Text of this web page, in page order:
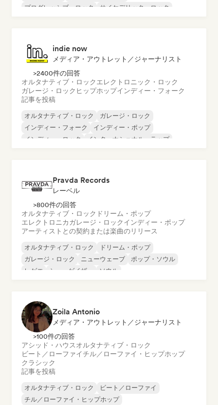
プログレッシブ・ロック
サイケデリック・ロック
indie now
メディア・アウトレット／ジャーナリスト
>2400件の回答
オルタナティブ・ロックエレクトロニック・ロック
ガレージ・ロック ヒップホップインディー・フォーク
記事を投稿
オルタナティブ・ロック
ガレージ・ロック
インディー・フォーク
インディー・ポップ
インディー・ロック
インターナショナル・ラップ
Pravda Records
レーベル
>800件の回答
オルタナティブ・ロック ドリーム・ポップ
エレクトロニカガレージ・ロックインディー・ポップ
アーティストとの契約または楽曲のリリース
オルタナティブ・ロック
ドリーム・ポップ
ガレージ・ロック
ニューウェーブ
ポップ・ソウル
レゲエ
シューゲイザー ソウル
Zoila Antonio
メディア・アウトレット／ジャーナリスト
>100件の回答
アシッド・ハウスオルタナティブ・ロック
ビート／ローファイチル／ローファイ・ヒップホップ
クラシック
記事を投稿
オルタナティブ・ロック
ビート／ローファイ
チル／ローファイ・ヒップホップ